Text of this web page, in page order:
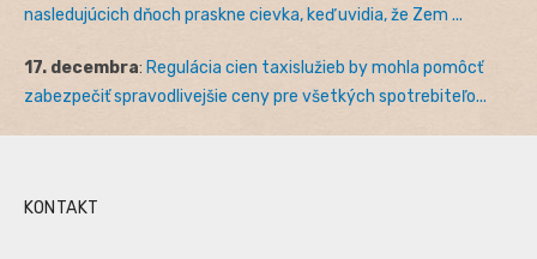
nasledujúcich dňoch praskne cievka, keď uvidia, že Zem ...
17. decembra: Regulácia cien taxislužieb by mohla pomôcť
zabezpečiť spravodlivejšie ceny pre všetkých spotrebiteľo...
KONTAKT